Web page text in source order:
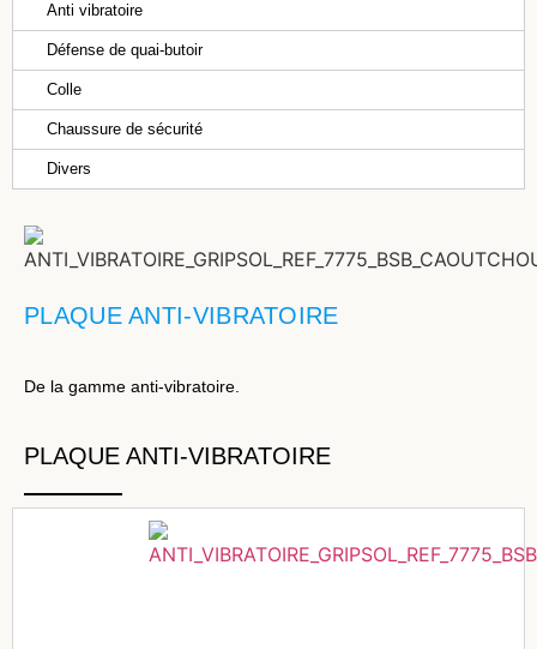
Anti vibratoire
Défense de quai-butoir
Colle
Chaussure de sécurité
Divers
PLAQUE ANTI-VIBRATOIRE
De la gamme anti-vibratoire.
PLAQUE ANTI-VIBRATOIRE